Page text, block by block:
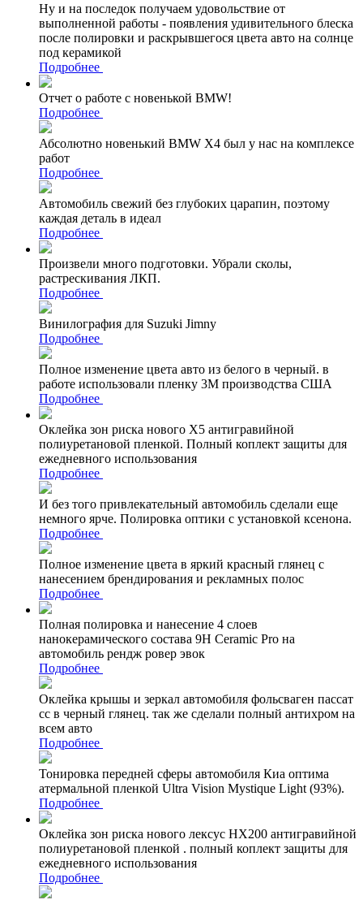
Ну и на последок получаем удовольствие от
выполненной работы - появления удивительного блеска
после полировки и раскрывшегося цвета авто на солнце
под керамикой
Подробнее
Отчет о работе с новенькой BMW!
Подробнее
Абсолютно новенький BMW X4 был у нас на комплексе
работ
Подробнее
Автомобиль свежий без глубоких царапин, поэтому
каждая деталь в идеал
Подробнее
Произвели много подготовки. Убрали сколы,
растрескивания ЛКП.
Подробнее
Винилография для Suzuki Jimny
Подробнее
Полное изменение цвета авто из белого в черный. в
работе использовали пленку 3М производства США
Подробнее
Оклейка зон риска нового Х5 антигравийной
полиуретановой пленкой. Полный коплект защиты для
ежедневного использования
Подробнее
И без того привлекательный автомобиль сделали еще
немного ярче. Полировка оптики с установкой ксенона.
Подробнее
Полное изменение цвета в яркий красный глянец с
нанесением брендирования и рекламных полос
Подробнее
Полная полировка и нанесение 4 слоев
нанокерамического состава 9Н Ceramic Pro на
автомобиль рендж ровер эвок
Подробнее
Оклейка крышы и зеркал автомобиля фольсваген пассат
сс в черный глянец. так же сделали полный антихром на
всем авто
Подробнее
Тонировка передней сферы автомобиля Киа оптима
атермальной пленкой Ultra Vision Mystique Light (93%).
Подробнее
Оклейка зон риска нового лексус НХ200 антигравийной
полиуретановой пленкой . полный коплект защиты для
ежедневного использования
Подробнее